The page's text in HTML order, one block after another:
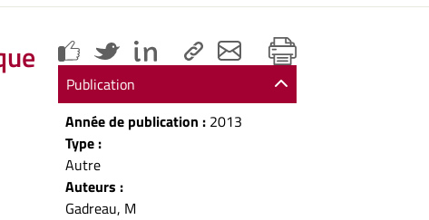
Publication
Année de publication : 2013
Type :
Autre
Auteurs :
Gadreau, M